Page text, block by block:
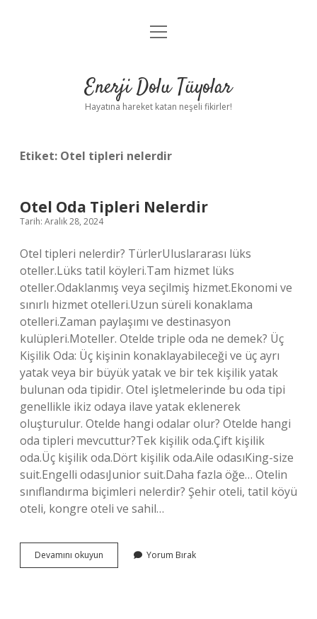
Anasayfa
Yasal Uyarı
menüyü
Enerji Dolu Tüyolar
Hayatına hareket katan neşeli fikirler!
Etiket: Otel tipleri nelerdir
Otel Oda Tipleri Nelerdir
Tarih: Aralık 28, 2024
Otel tipleri nelerdir? TürlerUluslararası lüks
oteller.Lüks tatil köyleri.Tam hizmet lüks
oteller.Odaklanmış veya seçilmiş hizmet.Ekonomi ve
sınırlı hizmet otelleri.Uzun süreli konaklama
otelleri.Zaman paylaşımı ve destinasyon
kulüpleri.Moteller. Otelde triple oda ne demek? Üç
Kişilik Oda: Üç kişinin konaklayabileceği ve üç ayrı
yatak veya bir büyük yatak ve bir tek kişilik yatak
bulunan oda tipidir. Otel işletmelerinde bu oda tipi
genellikle ikiz odaya ilave yatak eklenerek
oluşturulur. Otelde hangi odalar olur? Otelde hangi
oda tipleri mevcuttur?Tek kişilik oda.Çift kişilik
oda.Üç kişilik oda.Dört kişilik oda.Aile odasıKing-size
suit.Engelli odasıJunior suit.Daha fazla öğe… Otelin
sınıflandırma biçimleri nelerdir? Şehir oteli, tatil köyü
oteli, kongre oteli ve sahil…
Devamını okuyun
Oda
Yorum Bırak